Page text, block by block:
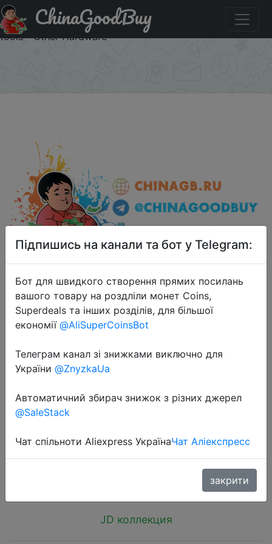
Купити на розпродажі Yuhuaze (Yahuaze) stack makeup
mirror portable small round mirror double mirror beauty
tools - Other Hardware
ChinaGoodBuy
2018-07-16
Yuhuaze (Yahuaze) stack makeup
mirror portable small round mirror
double mirror beauty tools - Other
JD коллекция
Підпишись на канали та бот у Telegram:
Бот для швидкого створення прямих посилань
вашого товару на роздліли монет Coins,
Superdeals та інших розділів, для більшої
економії @AliSuperCoinsBot
Телеграм канал зі знижками виключно для
України @ZnyzkaUa
Автоматичний збирач знижок з різних джерел
@SaleStack
Чат спільноти Aliexpress УкраїнаЧат Аліекспресс
закрити